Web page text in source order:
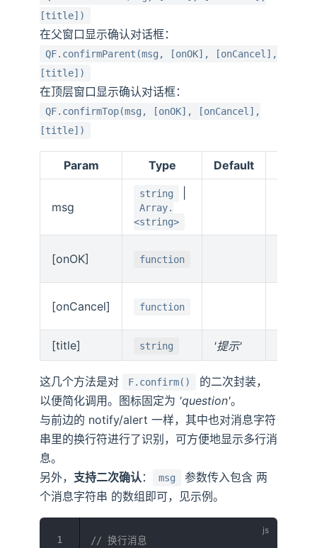
[title])
在父窗口显示确认对话框：
QF.confirmParent(msg, [onOK], [onCancel],
[title])
在顶层窗口显示确认对话框：
QF.confirmTop(msg, [onOK], [onCancel],
[title])
Param Type Default
msg
string
Array.
<string>
[onOK] function
[onCancel] function
[title] string '提示'
这几个方法是对 F.confirm()
的二次封装，
以便简化调用。图标固定为 'question'。
与前边的 notify/alert 一样，其中也对消息字符
串里的换行符进行了识别，可方便地显示多行消
息。
另外， 支持二次确认： msg
参数传入包含 两
个消息字符串 的数组即可，见示例。
// 换行消息